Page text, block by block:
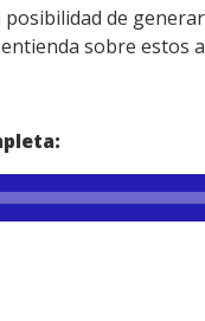
de
sobre estos